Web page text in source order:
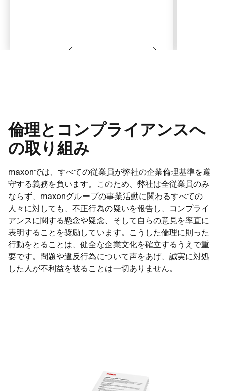
倫理とコンプライアンスへ
の取り組み
maxonでは、すべての従業員が弊社の企業倫理基準を遵
守する義務を負います。このため、弊社は全従業員のみ
ならず、maxonグループの事業活動に関わるすべての
人々に対しても、不正行為の疑いを報告し、コンプライ
アンスに関する懸念や疑念、そして自らの意見を率直に
表明することを奨励しています。こうした倫理に則った
行動をとることは、健全な企業文化を確立するうえで重
要です。問題や違反行為について声をあげ、誠実に対処
した人が不利益を被ることは一切ありません。